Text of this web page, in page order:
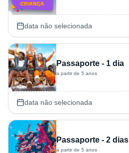
data não selecionada
Passaporte - 1 dia
a partir de 5 anos
data não selecionada
Passaporte - 2 dias
a partir de 5 anos